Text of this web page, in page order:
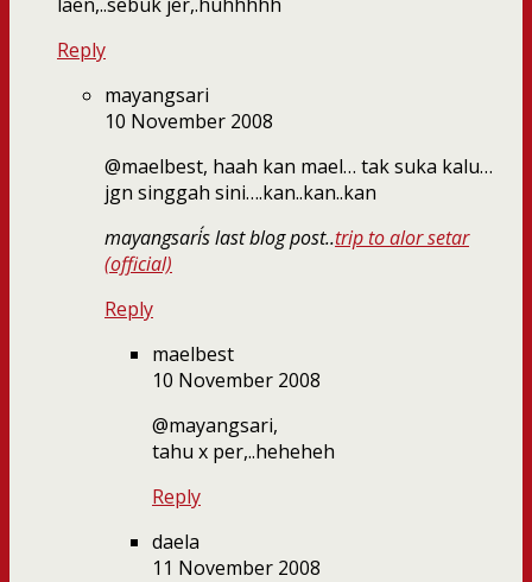
Reply
mayangsari
10 November 2008
@maelbest, haah kan mael… tak suka kalu…
jgn singgah sini….kan..kan..kan
mayangsari´s last blog post..trip to alor setar
(official)
Reply
maelbest
10 November 2008
@mayangsari,
tahu x per,..heheheh
Reply
daela
11 November 2008